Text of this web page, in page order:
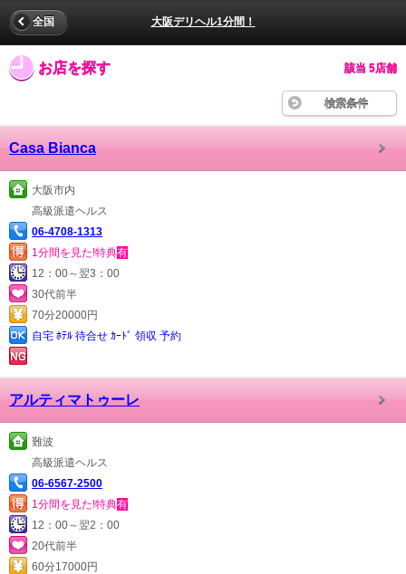
大阪デリヘル1分間！
全国
お店を探す 該当 5店舗
検索条件
Casa Bianca
大阪市内
高級派遣ヘルス
06-4708-1313
1分間を見た!特典有
12：00～翌3：00
30代前半
70分20000円
自宅 ﾎﾃﾙ 待合せ ｶｰﾄﾞ 領収 予約
アルティマトゥーレ
難波
高級派遣ヘルス
06-6567-2500
1分間を見た!特典有
12：00～翌2：00
20代前半
60分17000円